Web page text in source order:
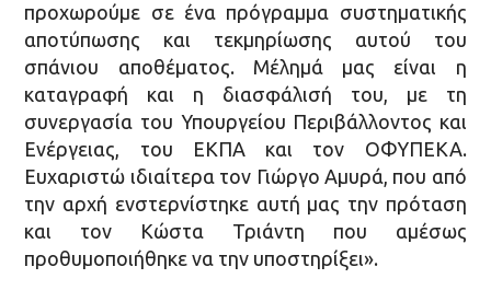
προχωρούμε σε ένα πρόγραμμα συστηματικής
αποτύπωσης και τεκμηρίωσης αυτού του
σπάνιου αποθέματος. Μέλημά μας είναι η
καταγραφή και η διασφάλισή του, με τη
συνεργασία του Υπουργείου Περιβάλλοντος και
Ενέργειας, του ΕΚΠΑ και τον ΟΦΥΠΕΚΑ.
Ευχαριστώ ιδιαίτερα τον Γιώργο Αμυρά, που από
την αρχή ενστερνίστηκε αυτή μας την πρόταση
και τον Κώστα Τριάντη που αμέσως
προθυμοποιήθηκε να την υποστηρίξει».